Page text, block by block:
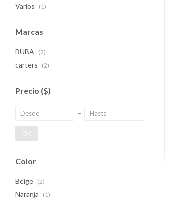
Varios (1)
Marcas
BUBA (2)
carters (2)
Precio ($)
OK
Color
Beige (2)
Naranja (1)